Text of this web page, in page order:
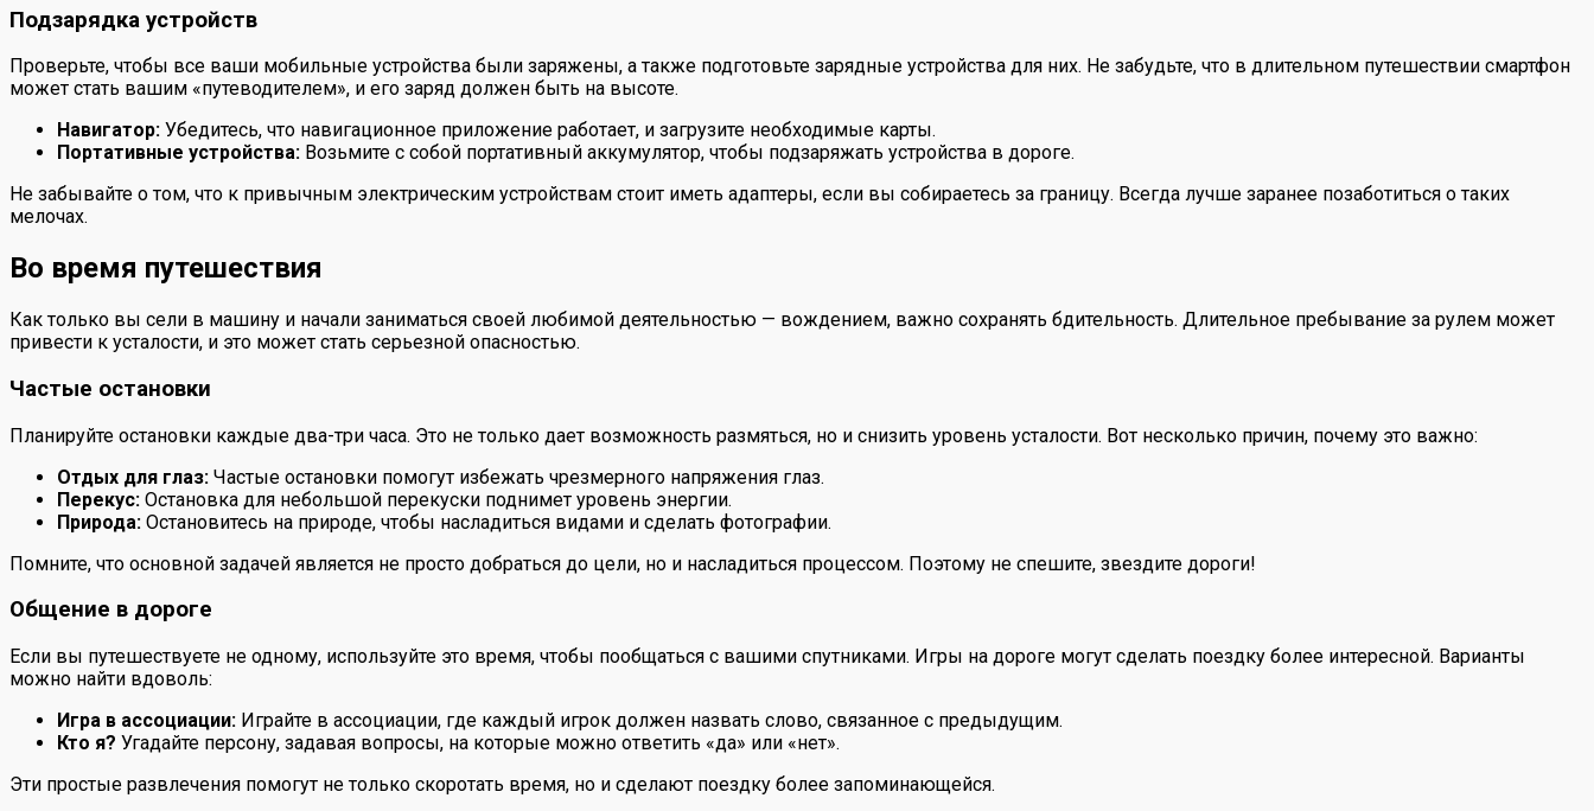
Подзарядка устройств
Проверьте, чтобы все ваши мобильные устройства были заряжены, а также подготовьте зарядные устройства для них. Не забудьте, что в длительном путешествии смартфон
может стать вашим «путеводителем», и его заряд должен быть на высоте.
Навигатор: Убедитесь, что навигационное приложение работает, и загрузите необходимые карты.
Портативные устройства: Возьмите с собой портативный аккумулятор, чтобы подзаряжать устройства в дороге.
Не забывайте о том, что к привычным электрическим устройствам стоит иметь адаптеры, если вы собираетесь за границу. Всегда лучше заранее позаботиться о таких
мелочах.
Во время путешествия
Как только вы сели в машину и начали заниматься своей любимой деятельностью — вождением, важно сохранять бдительность. Длительное пребывание за рулем может
привести к усталости, и это может стать серьезной опасностью.
Частые остановки
Планируйте остановки каждые два-три часа. Это не только дает возможность размяться, но и снизить уровень усталости. Вот несколько причин, почему это важно:
Отдых для глаз: Частые остановки помогут избежать чрезмерного напряжения глаз.
Перекус: Остановка для небольшой перекуски поднимет уровень энергии.
Природа: Остановитесь на природе, чтобы насладиться видами и сделать фотографии.
Помните, что основной задачей является не просто добраться до цели, но и насладиться процессом. Поэтому не спешите, звездите дороги!
Общение в дороге
Если вы путешествуете не одному, используйте это время, чтобы пообщаться с вашими спутниками. Игры на дороге могут сделать поездку более интересной. Варианты
можно найти вдоволь:
Игра в ассоциации: Играйте в ассоциации, где каждый игрок должен назвать слово, связанное с предыдущим.
Кто я? Угадайте персону, задавая вопросы, на которые можно ответить «да» или «нет».
Эти простые развлечения помогут не только скоротать время, но и сделают поездку более запоминающейся.